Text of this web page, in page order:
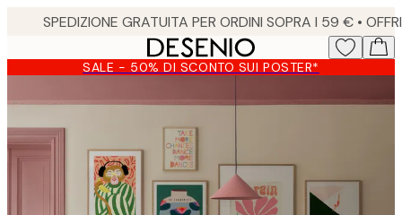
content.
SALE - 50% DI SCONTO SUI POSTER*